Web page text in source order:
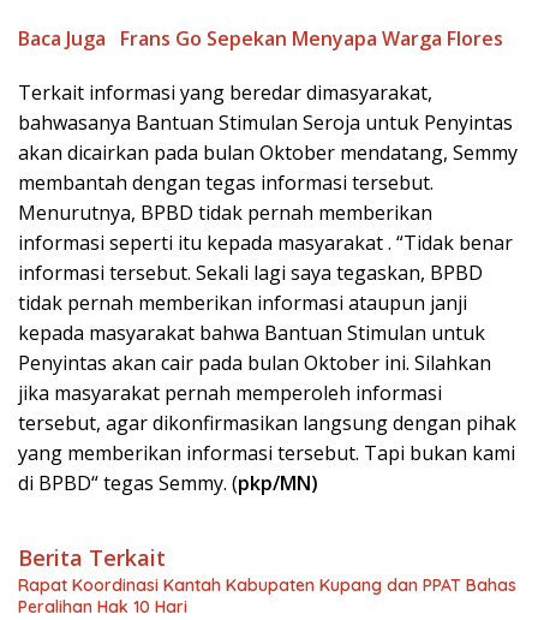
Baca Juga Frans Go Sepekan Menyapa Warga Flores
Terkait informasi yang beredar dimasyarakat,
bahwasanya Bantuan Stimulan Seroja untuk Penyintas
akan dicairkan pada bulan Oktober mendatang, Semmy
membantah dengan tegas informasi tersebut.
Menurutnya, BPBD tidak pernah memberikan
informasi seperti itu kepada masyarakat . “Tidak benar
informasi tersebut. Sekali lagi saya tegaskan, BPBD
tidak pernah memberikan informasi ataupun janji
kepada masyarakat bahwa Bantuan Stimulan untuk
Penyintas akan cair pada bulan Oktober ini. Silahkan
jika masyarakat pernah memperoleh informasi
tersebut, agar dikonfirmasikan langsung dengan pihak
yang memberikan informasi tersebut. Tapi bukan kami
di BPBD“ tegas Semmy. (pkp/MN)
Berita Terkait
Rapat Koordinasi Kantah Kabupaten Kupang dan PPAT Bahas
Peralihan Hak 10 Hari